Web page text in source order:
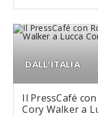
DALL'ITALIA
Il PressCafé
Cory Walker a